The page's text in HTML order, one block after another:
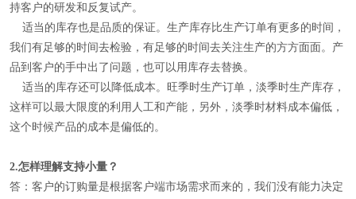
持客户的研发和反复试产。
适当的库存也是品质的保证。生产库存比生产订单有更多的时间，
我们有足够的时间去检验，有足够的时间去关注生产的方方面面。产
品到客户的手中出了问题，也可以用库存去替换。
适当的库存还可以降低成本。旺季时生产订单，淡季时生产库存，
这样可以最大限度的利用人工和产能，另外，淡季时材料成本偏低，
这个时候产品的成本是偏低的。
2.怎样理解支持小量？
答：客户的订购量是根据客户端市场需求而来的，我们没有能力决定